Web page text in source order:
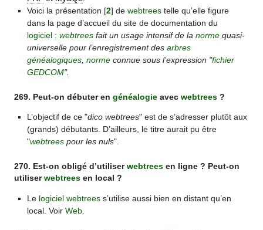
Voici la présentation [2] de webtreestelle qu’elle figure
dans la page d’accueil du site de documentation du
logiciel: webtreesfait un usage intensif de la normequasi-
universelle pour l’enregistrement des arbres
généalogiques, normeconnue sous l’expression "fichier
GEDCOM".
269. Peut-on débuter engénéalogie avecwebtrees ?
L’objectif de ce "dico webtrees" est de s’adresser plutôt aux
(grands) débutants. D’ailleurs, le titre aurait pu être
"webtreespour les nuls".
270. Est-on obligé d’utiliserwebtrees en ligne ? Peut-on
utiliserwebtrees en local ?
Le logiciel webtreess’utilise aussi bien en distant qu’en
local. Voir Web.